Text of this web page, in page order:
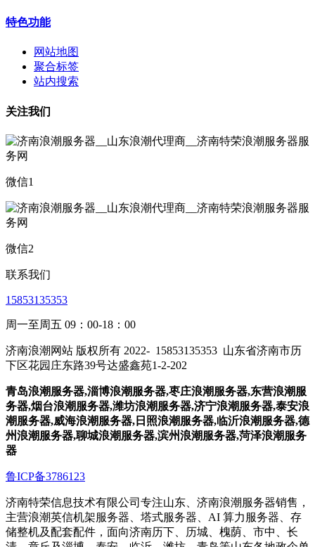
特色功能
网站地图
聚合标签
站内搜索
关注我们
微信1
微信2
联系我们
15853135353
周一至周五 09：00-18：00
济南浪潮网站 版权所有 2022- 15853135353 山东省济南市历
下区花园庄东路39号达盛鑫苑1-2-202
青岛浪潮服务器,淄博浪潮服务器,枣庄浪潮服务器,东营浪潮服
务器,烟台浪潮服务器,潍坊浪潮服务器,济宁浪潮服务器,泰安浪
潮服务器,威海浪潮服务器,日照浪潮服务器,临沂浪潮服务器,德
州浪潮服务器,聊城浪潮服务器,滨州浪潮服务器,菏泽浪潮服务
器
鲁ICP备3786123
济南特荣信息技术有限公司专注山东、济南浪潮服务器销售，
主营浪潮英信机架服务器、塔式服务器、AI 算力服务器、存
储整机及配套配件，面向济南历下、历城、槐荫、市中、长